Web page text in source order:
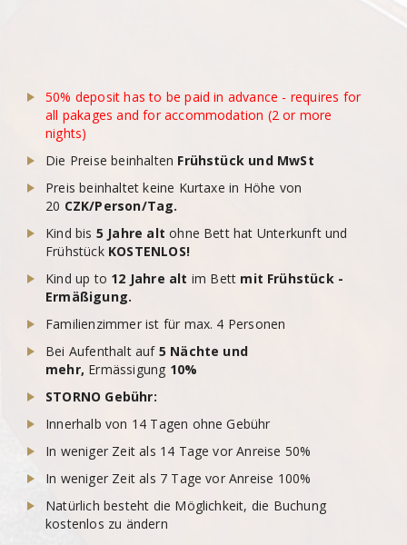
50% deposit has to be paid in advance - requires for
all pakages and for accommodation (2 or more
nights)
Die Preise beinhalten Frühstück und MwSt
Preis beinhaltet keine Kurtaxe in Höhe von
20 CZK/Person/Tag.
Kind bis 5 Jahre alt ohne Bett hat Unterkunft und
FrühstückKOSTENLOS!
Kind up to 12 Jahre alt im Bett mit Frühstück -
Ermäßigung.
Familienzimmer ist für max. 4 Personen
Bei Aufenthalt auf 5 Nächte und
mehr, Ermässigung 10%
STORNO Gebühr:
Innerhalb von 14 Tagen ohne Gebühr
In weniger Zeit als 14 Tage vor Anreise 50%
In weniger Zeit als 7 Tage vor Anreise 100%
Natürlich besteht die Möglichkeit, die Buchung
kostenlos zu ändern